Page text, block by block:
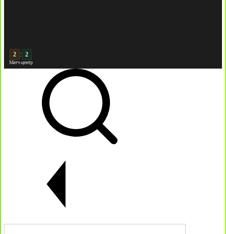
3 : 2
Матч-центр